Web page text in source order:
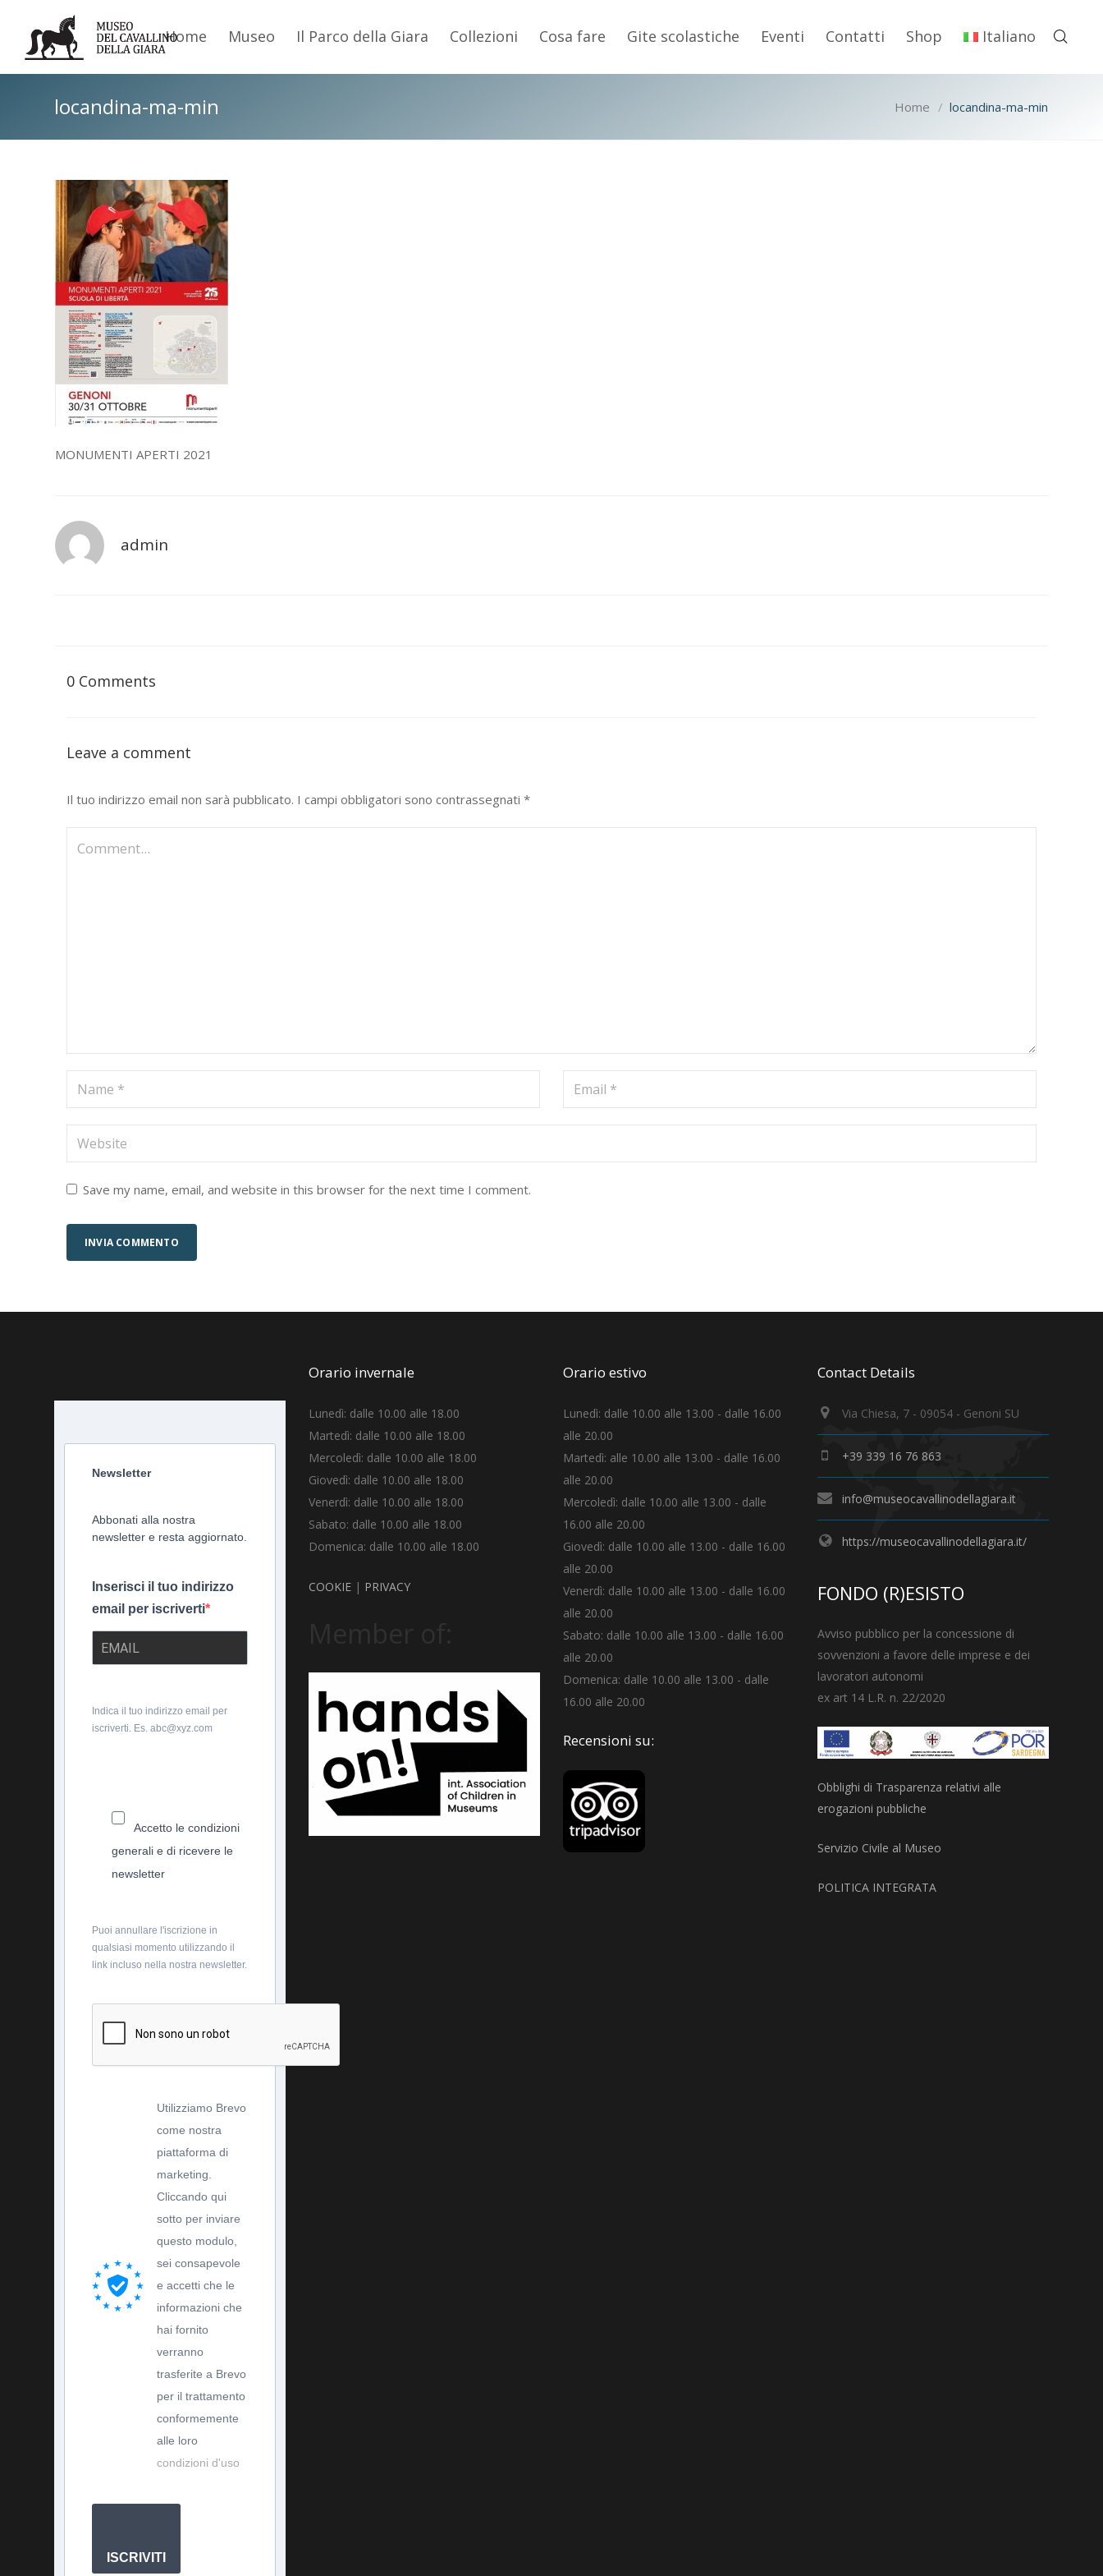
Home Museo Il Parco della Giara Collezioni Cosa fare Gite scolastiche Eventi Contatti Shop Italiano
locandina-ma-min Home locandina-ma-min
MONUMENTI APERTI 2021
admin
0 Comments
Leave a comment
Il tuo indirizzo email non sarà pubblicato. I campi obbligatori sono contrassegnati*
Save my name, email, and website in this browser for the next time I comment.
Newsletter
Abbonati alla nostra
newsletter e resta aggiornato.
Inserisci il tuo indirizzo
email per iscriverti
Indica il tuo indirizzo email per
iscriverti. Es. abc@xyz.com
Accetto le condizioni
generali e di ricevere le
newsletter
Puoi annullare l'iscrizione in
qualsiasi momento utilizzando il
link incluso nella nostra newsletter.
Utilizziamo Brevo
come nostra
piattaforma di
marketing.
Cliccando qui
sotto per inviare
questo modulo,
sei consapevole
e accetti che le
informazioni che
hai fornito
verranno
trasferite a Brevo
per il trattamento
conformemente
alle loro
condizioni d'uso
ISCRIVITI
Orario invernale
Lunedì: dalle 10.00 alle 18.00
Martedì: dalle 10.00 alle 18.00
Mercoledì: dalle 10.00 alle 18.00
Giovedì: dalle 10.00 alle 18.00
Venerdì: dalle 10.00 alle 18.00
Sabato: dalle 10.00 alle 18.00
Domenica: dalle 10.00 alle 18.00
COOKIE | PRIVACY
Orario estivo
Lunedì: dalle 10.00 alle 13.00 - dalle 16.00
alle 20.00
Martedì: alle 10.00 alle 13.00 - dalle 16.00
alle 20.00
Mercoledì: dalle 10.00 alle 13.00 - dalle
16.00 alle 20.00
Giovedì: dalle 10.00 alle 13.00 - dalle 16.00
alle 20.00
Venerdì: dalle 10.00 alle 13.00 - dalle 16.00
alle 20.00
Sabato: dalle 10.00 alle 13.00 - dalle 16.00
alle 20.00
Domenica: dalle 10.00 alle 13.00 - dalle
16.00 alle 20.00
Recensioni su:
Contact Details
Via Chiesa, 7 - 09054 - Genoni SU
+39 339 16 76 863
info@museocavallinodellagiara.it
https://museocavallinodellagiara.it/
FONDO (R)ESISTO
Avviso pubblico per la concessione di
sovvenzioni a favore delle imprese e dei
lavoratori autonomi
ex art 14 L.R. n. 22/2020
Obblighi di Trasparenza relativi alle
erogazioni pubbliche
Servizio Civile al Museo
POLITICA INTEGRATA